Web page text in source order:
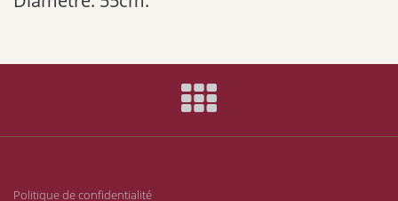
Politique de confidentialité